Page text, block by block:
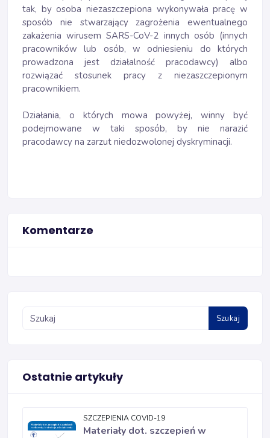
tak, by osoba niezaszczepiona wykonywała pracę w
sposób nie stwarzający zagrożenia ewentualnego
zakażenia wirusem SARS-CoV-2 innych osób (innych
pracowników lub osób, w odniesieniu do których
prowadzona jest działalność pracodawcy) albo
rozwiązać stosunek pracy z niezaszczepionym
pracownikiem.
Działania, o których mowa powyżej, winny być
podejmowane w taki sposób, by nie narazić
pracodawcy na zarzut niedozwolonej dyskryminacji.
Komentarze
Szukaj
Ostatnie artykuły
SZCZEPIENIA COVID-19
Materiały dot. szczepień w